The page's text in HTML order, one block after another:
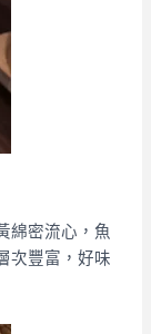
綿密流心，魚
次豐富，好味